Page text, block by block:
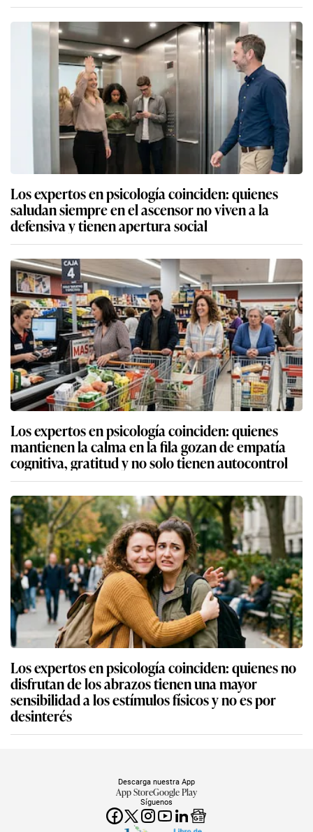
Los expertos en psicología coinciden: quienes
saludan siempre en el ascensor no viven a la
defensiva y tienen apertura social
Los expertos en psicología coinciden: quienes
mantienen la calma en la fila gozan de empatía
cognitiva, gratitud y no solo tienen autocontrol
Los expertos en psicología coinciden: quienes no
disfrutan de los abrazos tienen una mayor
sensibilidad a los estímulos físicos y no es por
desinterés
Síguenos
Descarga nuestra App
App StoreGoogle Play